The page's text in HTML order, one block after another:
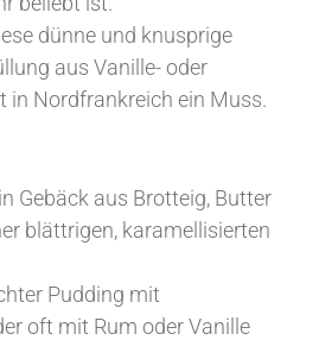
dünne und knusprige
aus Vanille- oder
in Nordfrankreich ein Muss.
Gebäck aus Brotteig, Butter
blättrigen, karamellisierten
Pudding mit
oft mit Rum oder Vanille